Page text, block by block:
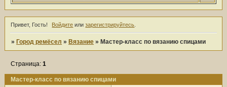
Привет, Гость! Войдите илизарегистрируйтесь
»Город ремёсел »Вязание »Мастер-класс по вязанию спицами
Мастер-класс по вязанию спицами
Страница:1